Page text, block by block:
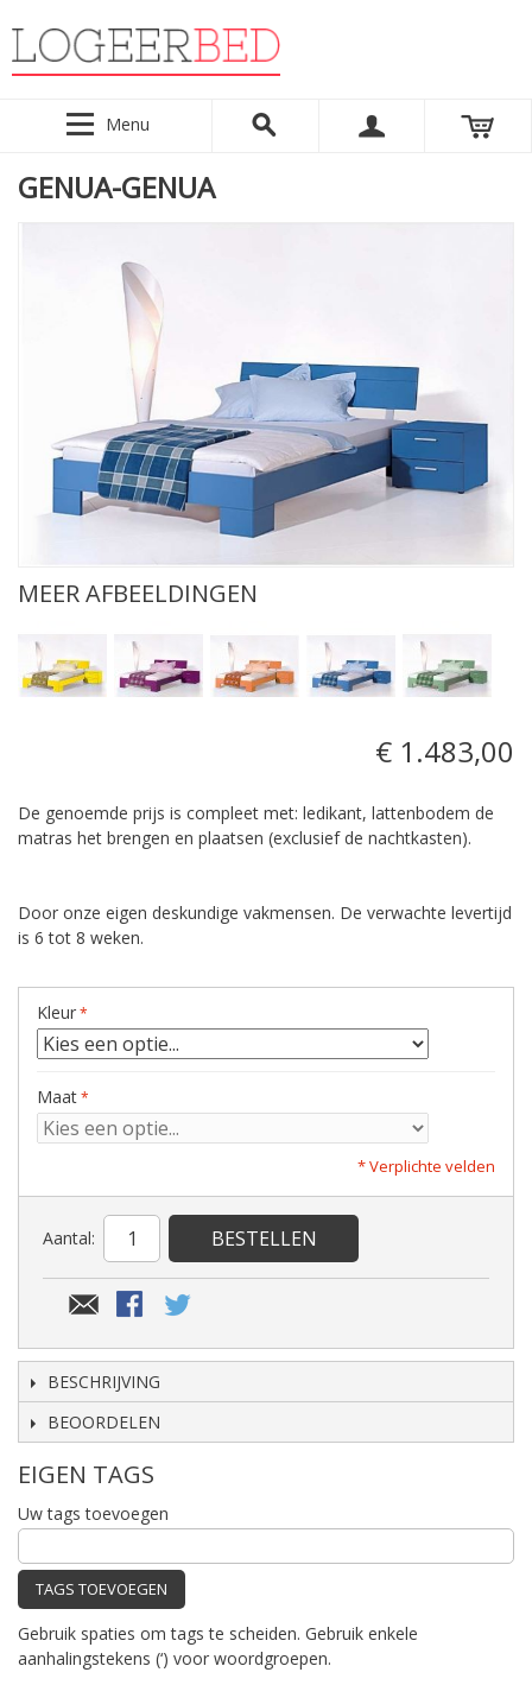
Menu
GENUA-GENUA
MEER AFBEELDINGEN
€ 1.483,00
De genoemde prijs is compleet met: ledikant, lattenbodem de
matras het brengen en plaatsen (exclusief de nachtkasten).
Door onze eigen deskundige vakmensen. De verwachte levertijd
is 6 tot 8 weken.
Kleur
Maat
* Verplichte velden
Aantal: BESTELLEN
BESCHRIJVING
BEOORDELEN
EIGEN TAGS
Uw tags toevoegen
TAGS TOEVOEGEN
Gebruik spaties om tags te scheiden. Gebruik enkele
aanhalingstekens (‘) voor woordgroepen.